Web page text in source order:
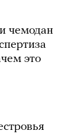
чемодан
это